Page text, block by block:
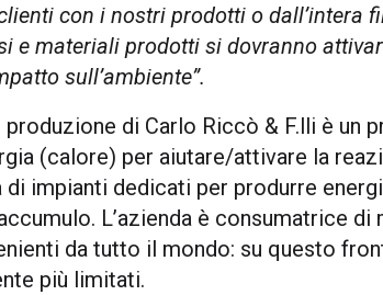
con i nostri prodotti o dall’intera
e materiali prodotti si dovranno
sull’ambiente”.
di Carlo Riccò & F.lli è un
(calore) per aiutare/attivare la
di impianti dedicati per produrre
L’azienda è consumatrice
da tutto il mondo: su questo
più limitati.